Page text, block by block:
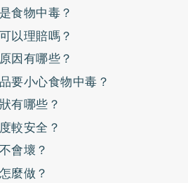
食物中毒？
以理賠嗎？
因有哪些？
要小心食物中毒？
有哪些？
較安全？
會壞？
麼做？